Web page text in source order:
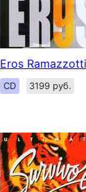
Eros
CD 3199 руб.